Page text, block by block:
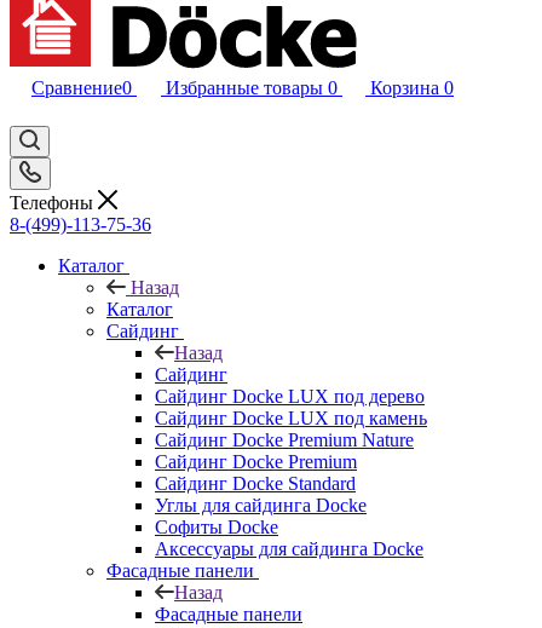
Сравнение0 Избранные товары 0 Корзина 0
Телефоны
8-(499)-113-75-36
Каталог
Назад
Каталог
Сайдинг
Назад
Сайдинг
Сайдинг Docke LUX под дерево
Сайдинг Docke LUX под камень
Сайдинг Docke Premium Nature
Сайдинг Docke Premium
Сайдинг Docke Standard
Углы для сайдинга Docke
Софиты Docke
Аксессуары для сайдинга Docke
Фасадные панели
Назад
Фасадные панели